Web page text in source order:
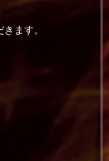
ます。